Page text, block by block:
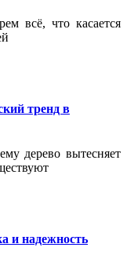
всё, что касается
тренд в
дерево вытесняет
и надежность